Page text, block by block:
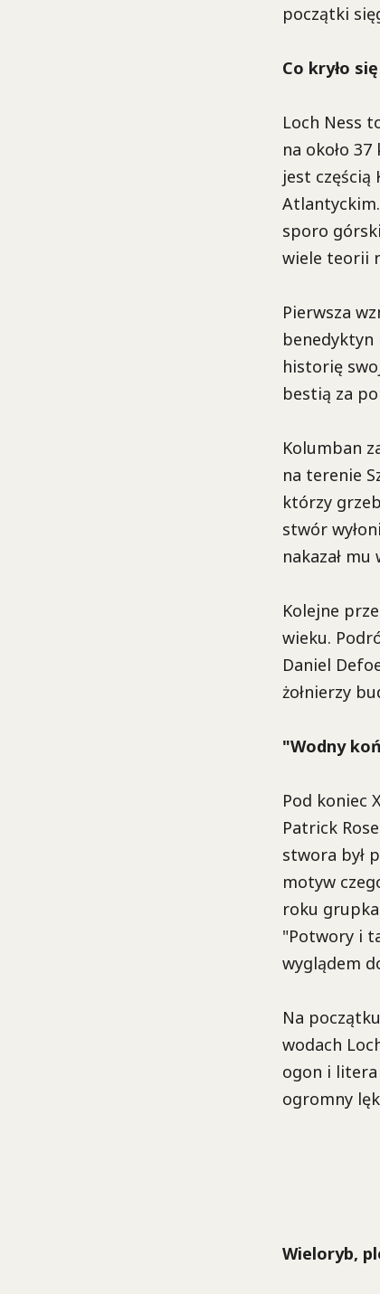
początki
Co kryło
Loch Ness
na około
jest częścią
sporo
wiele teorii
Pierwsza
benedyktyn
historię
bestią za
Kolumban
na terenie
którzy
stwór
nakazał
Kolejne
wieku.
Daniel
żołnierzy
"Wodny
Pod koniec
Patrick
stwora był
motyw
roku grupka
"Potwory i
wyglądem
Na
wodach
ogon i litera
ogromny
Wieloryb,